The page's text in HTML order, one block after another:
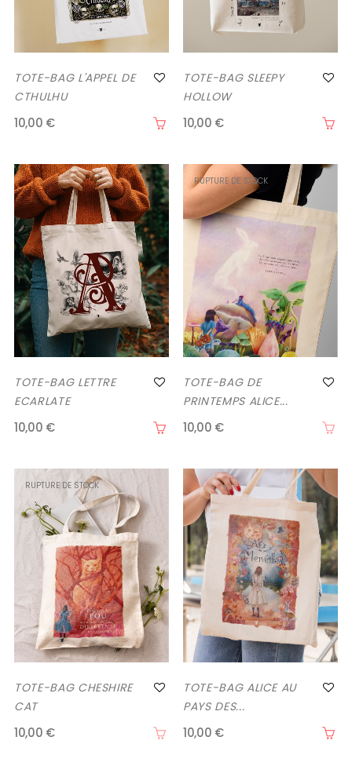
TOTE-BAG L'APPEL DE
CTHULHU
10,00 €
TOTE-BAG SLEEPY
HOLLOW
10,00 €
TOTE-BAG LETTRE
ECARLATE
10,00 €
RUPTURE DE STOCK
TOTE-BAG DE
PRINTEMPS ALICE...
10,00 €
RUPTURE DE STOCK
TOTE-BAG CHESHIRE
CAT
10,00 €
TOTE-BAG ALICE AU
PAYS DES...
10,00 €